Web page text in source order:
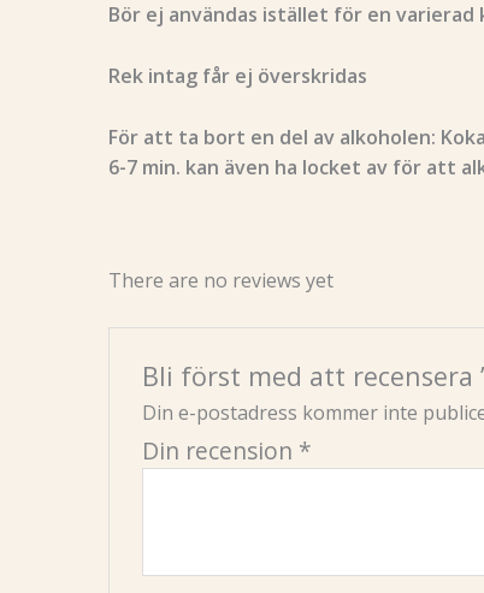
Bör ej användas istället för en varierad
Rek intag får ej överskridas
För att ta bort en del av alkoholen:
6-7 min. kan även ha locket av för att
There are no reviews yet
Bli först med att recensera
Din e-postadress kommer inte
Din recension *